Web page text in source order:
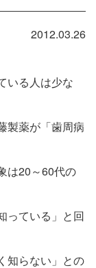
2012.03.26
いる人は少な
製薬が「歯周病
は20～60代の
っている」と回
知らない」との